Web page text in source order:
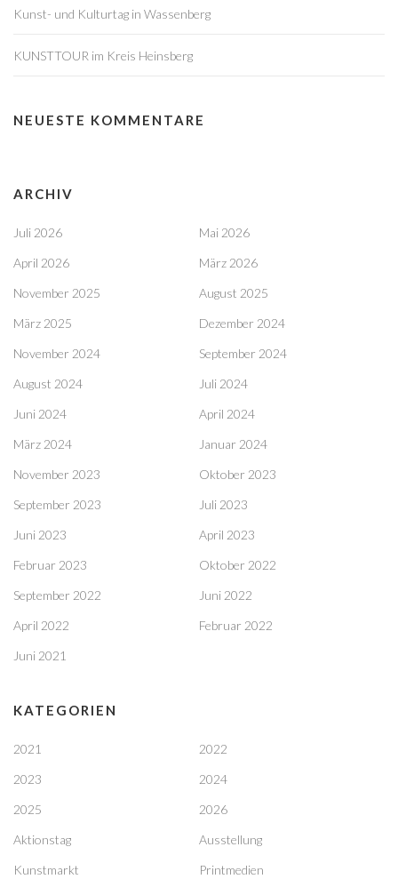
o
Kunst- und Kulturtag in Wassenberg
KUNSTTOUR im Kreis Heinsberg
NEUESTE KOMMENTARE
ARCHIV
Juli 2026
Mai 2026
April 2026
März 2026
November 2025
August 2025
März 2025
Dezember 2024
November 2024
September 2024
August 2024
Juli 2024
Juni 2024
April 2024
März 2024
Januar 2024
November 2023
Oktober 2023
September 2023
Juli 2023
Juni 2023
April 2023
Februar 2023
Oktober 2022
September 2022
Juni 2022
April 2022
Februar 2022
Juni 2021
KATEGORIEN
2021
2022
2023
2024
2025
2026
Aktionstag
Ausstellung
Kunstmarkt
Printmedien